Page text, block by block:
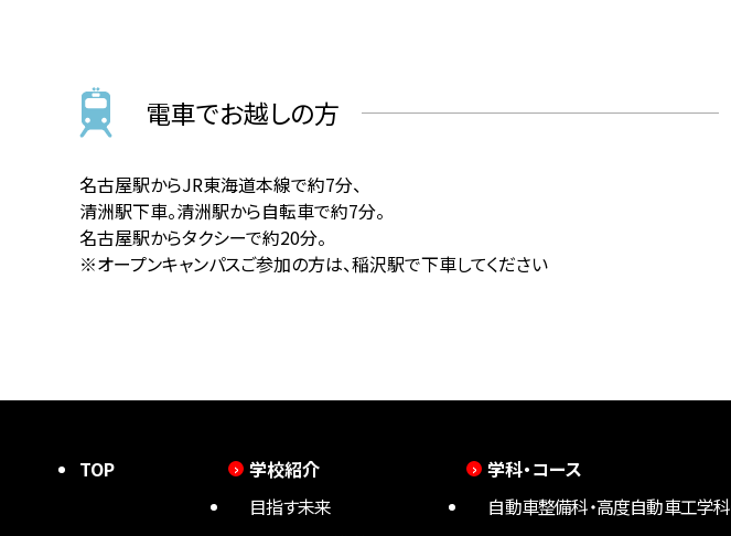
電車でお越しの方
名古屋駅からJR東海道本線で約7分、
清洲駅下車。清洲駅から自転車で約7分。
名古屋駅からタクシーで約20分。
※オープンキャンパスご参加の方は、稲沢駅で下車してください
TOP
学校紹介
目指す未来
学科・コース
自動車整備科・高度自動車工学科